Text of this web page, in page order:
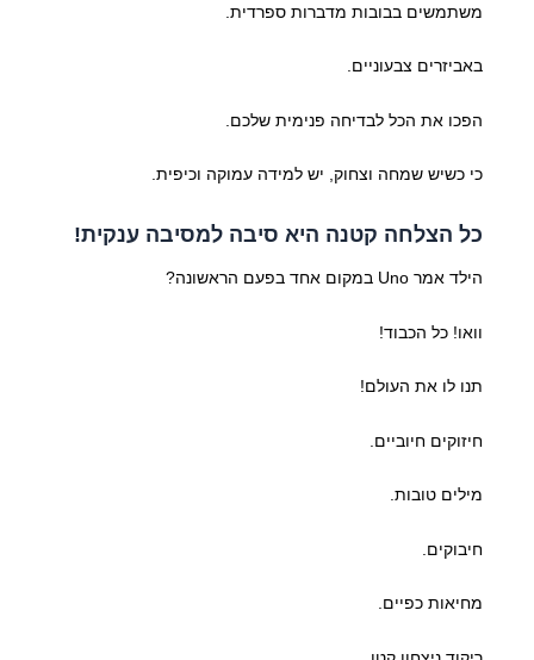
משתמשים בבובות מדברות ספרדית.
באביזרים צבעוניים.
הפכו את הכל לבדיחה פנימית שלכם.
כי כשיש שמחה וצחוק, יש למידה עמוקה וכיפית.
כל הצלחה קטנה היא סיבה למסיבה ענקית!
הילד אמר Uno במקום אחד בפעם הראשונה?
וואו! כל הכבוד!
תנו לו את העולם!
חיזוקים חיוביים.
מילים טובות.
חיבוקים.
מחיאות כפיים.